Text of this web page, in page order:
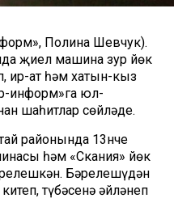
Полина Шевчук).
җиңел машина зур йөк
ир-ат һәм хатын-кыз
информ»га юл-
шаһитлар сөйләде.
районында 13нче
һәм «Скания» йөк
Бәрелешүдән
түбәсенә әйләнеп